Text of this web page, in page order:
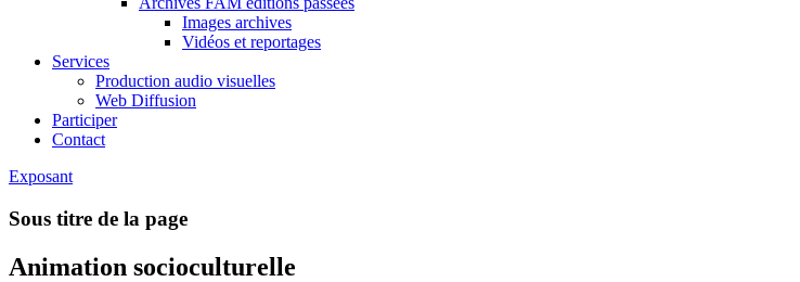
Images archives
Vidéos et reportages
Services
Production audio visuelles
Web Diffusion
Participer
Contact
Exposant
Sous titre de la page
Animation socioculturelle